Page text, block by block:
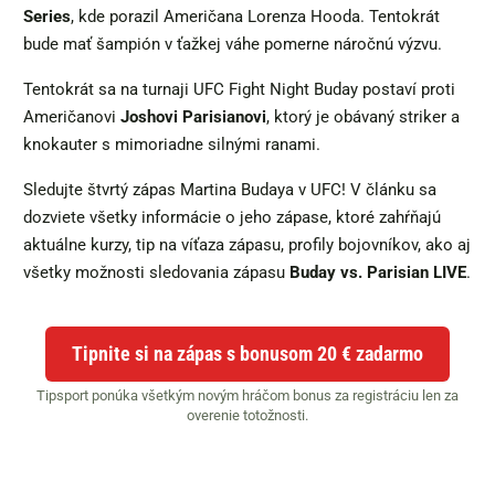
Series, kde porazil Američana Lorenza Hooda. Tentokrát
bude mať šampión v ťažkej váhe pomerne náročnú výzvu.
Tentokrát sa na turnaji UFC Fight Night Buday postaví proti
Američanovi Joshovi Parisianovi, ktorý je obávaný striker a
knokauter s mimoriadne silnými ranami.
Sledujte štvrtý zápas Martina Budaya v UFC! V článku sa
dozviete všetky informácie o jeho zápase, ktoré zahŕňajú
aktuálne kurzy, tip na víťaza zápasu, profily bojovníkov, ako aj
všetky možnosti sledovania zápasu Buday vs. Parisian LIVE.
Tipnite si na zápas s bonusom 20 € zadarmo
Tipsport ponúka všetkým novým hráčom bonus za registráciu len za
overenie totožnosti.